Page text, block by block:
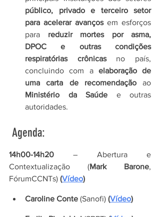
público, privado e terceiro setor
para acelerar avanços em esforços
para reduzir mortes por asma,
DPOC e outras condições
respiratórias crônicas no país,
concluindo com a elaboração de
uma carta de recomendação
Ministério da Saúde e outras
autoridades.
Agenda:
14h00-14h20 –
Abertura e
Contextualização (Mark Barone,
FórumCCNTs) (Vídeo)
Caroline Conte (Sanofi) (Vídeo)